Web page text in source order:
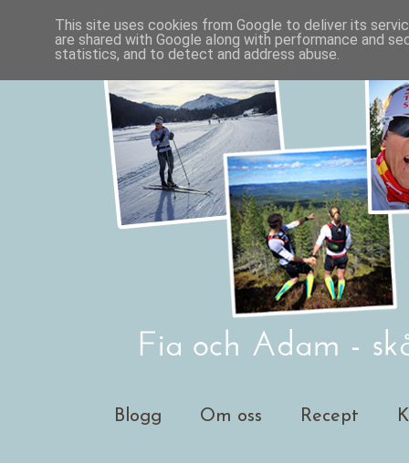
Blogg Om oss Recept
This site uses cookies from Google to deliver its
are shared with Google along with performance and
statistics, and to detect and address abuse.